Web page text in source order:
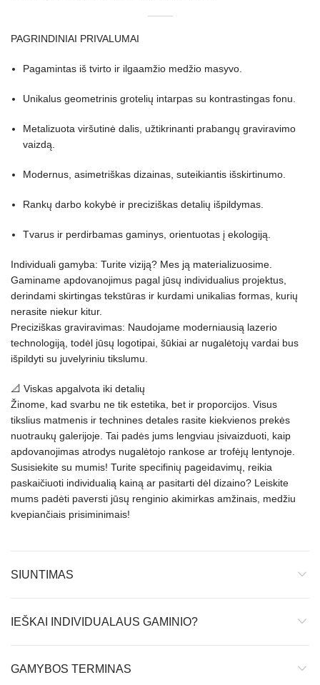
PAGRINDINIAI PRIVALUMAI
Pagamintas iš tvirto ir ilgaamžio medžio masyvo.
Unikalus geometrinis grotelių intarpas su kontrastingas fonu.
Metalizuota viršutinė dalis, užtikrinanti prabangų graviravimo
vaizdą.
Modernus, asimetriškas dizainas, suteikiantis išskirtinumo.
Rankų darbo kokybė ir preciziškas detalių išpildymas.
Tvarus ir perdirbamas gaminys, orientuotas į ekologiją.
Individuali gamyba: Turite viziją? Mes ją materializuosime.
Gaminame apdovanojimus pagal jūsų individualius projektus,
derindami skirtingas tekstūras ir kurdami unikalias formas, kurių
nerasite niekur kitur.
Preciziškas graviravimas: Naudojame moderniausią lazerio
technologiją, todėl jūsų logotipai, šūkiai ar nugalėtojų vardai bus
išpildyti su juvelyriniu tikslumu.
📐 Viskas apgalvota iki detalių
Žinome, kad svarbu ne tik estetika, bet ir proporcijos. Visus
tikslius matmenis ir technines detales rasite kiekvienos prekės
nuotraukų galerijoje. Tai padės jums lengviau įsivaizduoti, kaip
apdovanojimas atrodys nugalėtojo rankose ar trofėjų lentynoje.
Susisiekite su mumis! Turite specifinių pageidavimų, reikia
paskaičiuoti individualią kainą ar pasitarti dėl dizaino? Leiskite
mums padėti paversti jūsų renginio akimirkas amžinais, medžiu
kvepiančiais prisiminimais!
SIUNTIMAS
IEŠKAI INDIVIDUALAUS GAMINIO?
GAMYBOS TERMINAS